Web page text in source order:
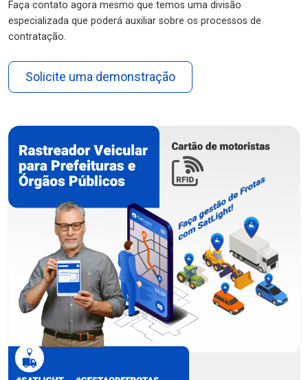
Faça contato agora mesmo que temos uma divisão
especializada que poderá auxiliar sobre os processos de
contratação.
Solicite uma demonstração